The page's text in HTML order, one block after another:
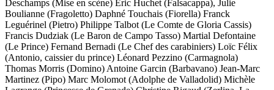
Deschamps (Mise en scène) Eric Huchet (Falsacappa), Julie
Boulianne (Fragoletto) Daphné Touchais (Fiorella) Franck
Leguérinel (Pietro) Philippe Talbot (Le Comte de Gloria Cassis)
Francis Dudziak (Le Baron de Campo Tasso) Martial Defontaine
(Le Prince) Fernand Bernadi (Le Chef des carabiniers) Loïc Félix
(Antonio, caissier du prince) Léonard Pezzino (Carmagnola)
Thomas Morris (Domino) Antoine Garcin (Barbavano) Jean-Marc
Martinez (Pipo) Marc Molomot (Adolphe de Valladolid) Michèle